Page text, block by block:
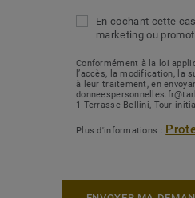
En cochant cette
marketing ou
Conformément à la loi
l’accès, la modification, la
à leur traitement, en
1 Terrasse Bellini, Tour
Plus d'informations :